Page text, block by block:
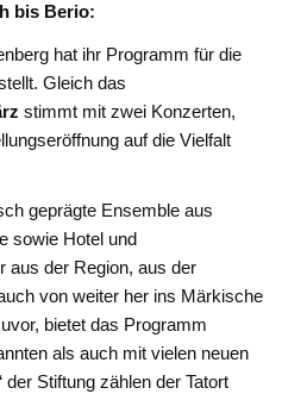
bis Berio:
hat ihr Programm für die
Gleich das
stimmt mit zwei Konzerten,
auf die Vielfalt
geprägte Ensemble aus
sowie Hotel und
aus der Region, aus der
von weiter her ins Märkische
bietet das Programm
als auch mit vielen neuen
der Stiftung zählen der Tatort